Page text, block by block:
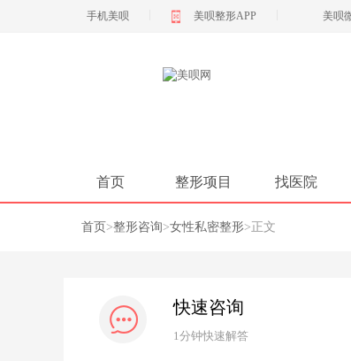
手机美呗 美呗整形APP 美呗
首页 整形项目 找医院
首页 >整形咨询>女性私密整形> 正文
快速咨询
1分钟快速解答